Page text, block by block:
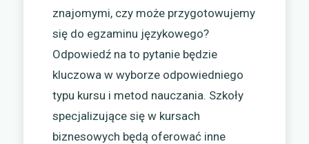
znajomymi, czy może przygotowujemy
się do egzaminu językowego?
Odpowiedź na to pytanie będzie
kluczowa w wyborze odpowiedniego
typu kursu i metod nauczania. Szkoły
specjalizujące się w kursach
biznesowych będą oferować inne